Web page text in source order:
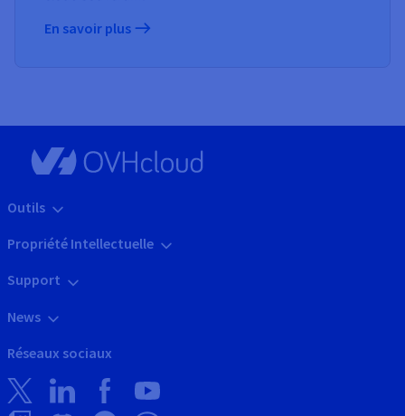
En savoir plus
Outils
Propriété Intellectuelle
Support
News
Réseaux sociaux